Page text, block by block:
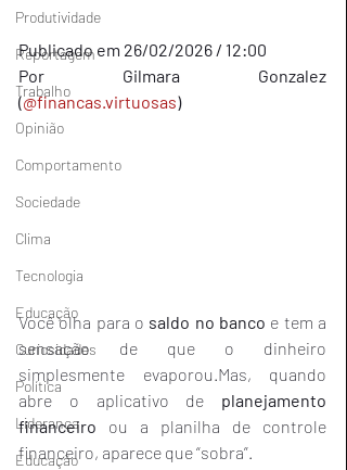
Produtividade
Reportagem
Trabalho
Opinião
Comportamento
Sociedade
Clima
Tecnologia
Educação
Curiosidades
Política
Liderança
Educação
Publicado em 26/02/2026 / 12:00
Por Gilmara Gonzalez
(@financas.virtuosas)
Você olha para o saldo no banco e tem a
sensação de que o dinheiro
simplesmente evaporou.Mas, quando
abre o aplicativo de planejamento
financeiro ou a planilha de controle
financeiro, aparece que “sobra”.